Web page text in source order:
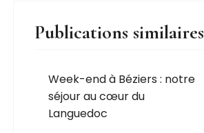
Publications similaires
Week-end à Béziers : notre
séjour au cœur du
Languedoc